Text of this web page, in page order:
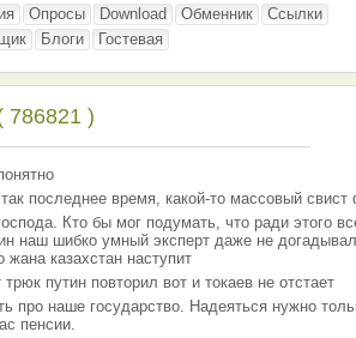
Опросы Download Обменник
Ссылки
Блоги Гостевая
786821 )
последнее время, какой-то массовый свист
Кто бы мог подумать, что ради этого
наш шибко умный эксперт даже не
казахстан наступит
путин повторил вот и токаев не отстает
про наше государство. Надеяться нужно
пенсии.